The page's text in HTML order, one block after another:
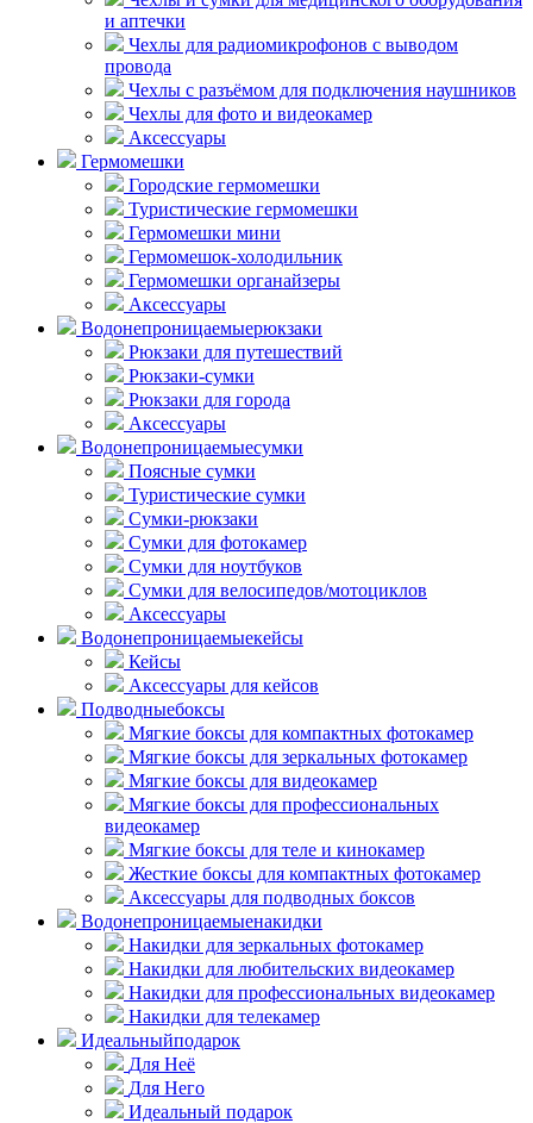
и аптечки
Чехлы для радиомикрофонов с выводом
провода
Чехлы с разъёмом для подключения наушников
Чехлы для фото и видеокамер
Аксессуары
Гермомешки
Городские гермомешки
Туристические гермомешки
Гермомешки мини
Гермомешок-холодильник
Гермомешки органайзеры
Аксессуары
Водонепроницаемыерюкзаки
Рюкзаки для путешествий
Рюкзаки-сумки
Рюкзаки для города
Аксессуары
Водонепроницаемыесумки
Поясные сумки
Туристические сумки
Сумки-рюкзаки
Сумки для фотокамер
Сумки для ноутбуков
Сумки для велосипедов/мотоциклов
Аксессуары
Водонепроницаемыекейсы
Кейсы
Аксессуары для кейсов
Подводныебоксы
Мягкие боксы для компактных фотокамер
Мягкие боксы для зеркальных фотокамер
Мягкие боксы для видеокамер
Мягкие боксы для профессиональных
видеокамер
Мягкие боксы для теле и кинокамер
Жесткие боксы для компактных фотокамер
Аксессуары для подводных боксов
Водонепроницаемыенакидки
Накидки для зеркальных фотокамер
Накидки для любительских видеокамер
Накидки для профессиональных видеокамер
Накидки для телекамер
Идеальныйподарок
Для Неё
Для Него
Идеальный подарок